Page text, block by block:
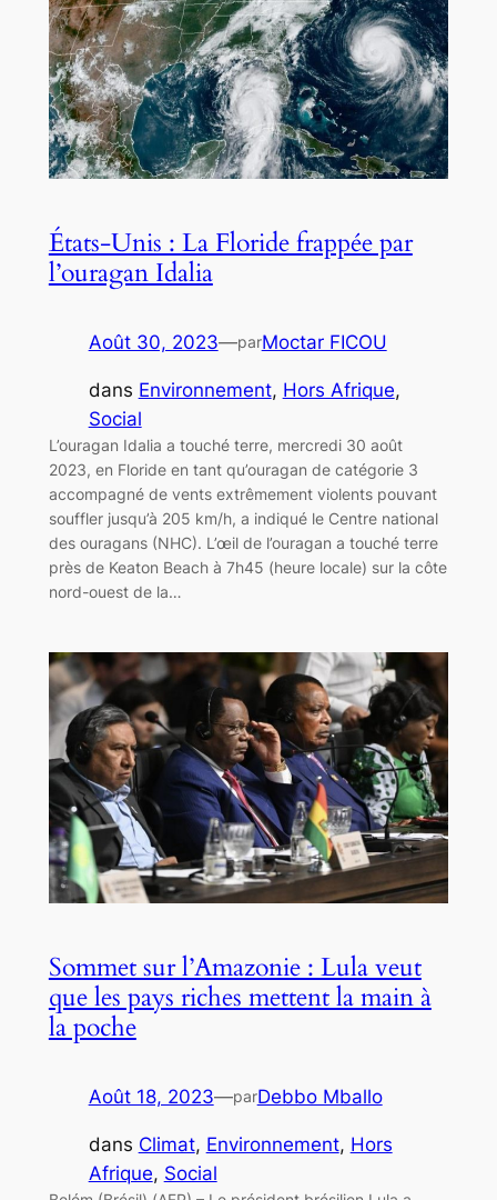
États-Unis : La Floride frappée par
l’ouragan Idalia
Août 30, 2023—parMoctar FICOU
dans Environnement, Hors Afrique
Social
L’ouragan Idalia a touché terre, mercredi 30 août
2023, en Floride en tant qu’ouragan de catégorie 3
accompagné de vents extrêmement violents pouvant
souffler jusqu’à 205 km/h, a indiqué le Centre national
des ouragans (NHC). L’œil de l’ouragan a touché terre
près de Keaton Beach à 7h45 (heure locale) sur la côte
nord-ouest de la…
Sommet sur l’Amazonie : Lula veut
que les pays riches mettent la main à
la poche
Août 18, 2023—parDebbo Mballo
dans Climat, Environnement, Hors
Afrique, Social